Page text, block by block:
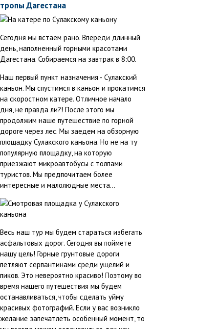
тропы Дагестана
Сегодня мы встаем рано. Впереди длинный
день, наполненный горными красотами
Дагестана. Собираемся на завтрак в 8:00.
Наш первый пункт назначения - Сулакский
каньон. Мы спустимся в каньон и прокатимся
на скоростном катере. Отличное начало
дня, не правда ли?! После этого мы
продолжим наше путешествие по горной
дороге через лес. Мы заедем на обзорную
площадку Сулакского каньона. Но не на ту
популярную площадку, на которую
приезжают микроавтобусы с толпами
туристов. Мы предпочитаем более
интересные и малолюдные места...
Весь наш тур мы будем стараться избегать
асфальтовых дорог. Сегодня вы поймете
нашу цель! Горные грунтовые дороги
петляют серпантинами среди ущелий и
пиков. Это невероятно красиво! Поэтому во
время нашего путешествия мы будем
останавливаться, чтобы сделать уйму
красивых фотографий. Если у вас возникло
желание запечатлеть особенный момент, то